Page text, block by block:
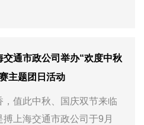
名志愿者积极响应参与，
上海交通市政公司举办“欢度中秋
主题团日活动
值此中秋、国庆双节来临
生就是搏上海交通市政公司于9月